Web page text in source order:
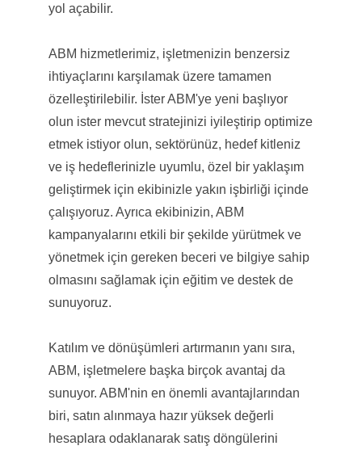
yol açabilir.
ABM hizmetlerimiz, işletmenizin benzersiz
ihtiyaçlarını karşılamak üzere tamamen
özelleştirilebilir. İster ABM'ye yeni başlıyor
olun ister mevcut stratejinizi iyileştirip optimize
etmek istiyor olun, sektörünüz, hedef kitleniz
ve iş hedeflerinizle uyumlu, özel bir yaklaşım
geliştirmek için ekibinizle yakın işbirliği içinde
çalışıyoruz. Ayrıca ekibinizin, ABM
kampanyalarını etkili bir şekilde yürütmek ve
yönetmek için gereken beceri ve bilgiye sahip
olmasını sağlamak için eğitim ve destek de
sunuyoruz.
Katılım ve dönüşümleri artırmanın yanı sıra,
ABM, işletmelere başka birçok avantaj da
sunuyor. ABM'nin en önemli avantajlarından
biri, satın alınmaya hazır yüksek değerli
hesaplara odaklanarak satış döngülerini